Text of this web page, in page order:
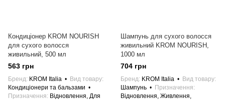
Кондиціонер KROM NOURISH
для сухого волосся
живильний, 500 мл
563 грн
Бренд KROM Italia
Вид товару
Кондиціонери та бальзами
Призначення
Відновлення, Для
Шампунь для сухого волосся
живильний KROM NOURISH,
1000 мл
704 грн
Бренд KROM Italia
Вид товару
Шампунь
Призначення
Відновлення, Живлення,